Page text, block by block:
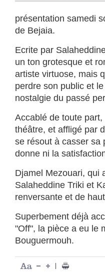
présentation samedi
de Bejaia.
Ecrite par
un ton grotesque et
artiste virtuose, mais
perdre son public et
nostalgie du passé
Accablé de toute
théâtre, et affligé par
se résout à casser sa
donne ni la
Djamel Mezouari, qui
Salaheddine Triki et
renversante et de
Superbement déjà
"Off", la pièce a eu le
Bouguermouh.